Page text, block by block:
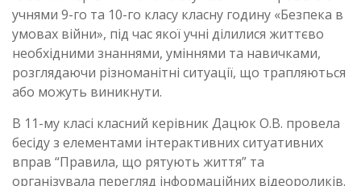
учнями 9-го та 10-го класу класну годину «Безпека в
умовах війни», під час якої учні ділилися життєво
необхідними знаннями, уміннями та навичками,
розглядаючи різноманітні ситуації, що трапляються
або можуть виникнути.
В 11-му класі класний керівник Дацюк О.В. провела
бесіду з елементами інтерактивних ситуативних
вправ “Правила, що рятують життя” та
організувала перегляд інформаційних відеороликів.